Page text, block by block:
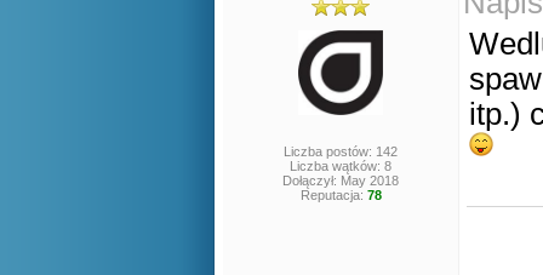
Liczba postów: 142
Liczba wątków: 8
Dołączył: May 2018
Reputacja: 78
itp.)